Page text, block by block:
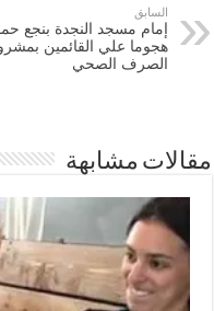
السابق
إمام مسجد النجدة بنجع
هجوما علي القائمين
الصرف الصحي
مقالات مشابهة